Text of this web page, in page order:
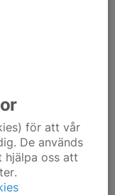
med en
för att vår
De används
hjälpa oss att